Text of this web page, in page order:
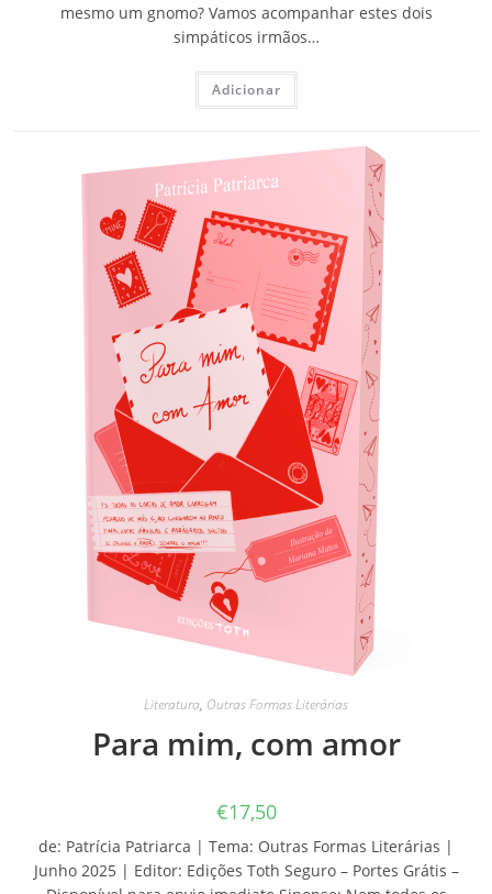
mesmo um gnomo? Vamos acompanhar estes dois
simpáticos irmãos…
Adicionar
Literatura, Outras Formas Literárias
Para mim, com amor
€17,50
de: Patrícia Patriarca | Tema: Outras Formas Literárias |
Junho 2025 | Editor: Edições Toth Seguro – Portes Grátis –